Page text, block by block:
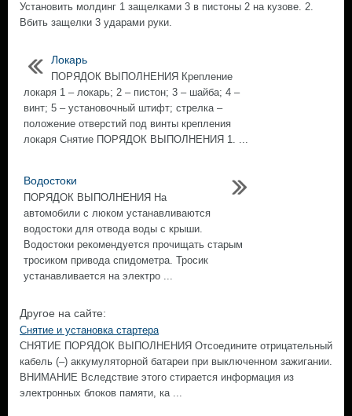
Установить молдинг 1 защелками 3 в пистоны 2 на кузове. 2.
Вбить защелки 3 ударами руки.
Локарь
ПОРЯДОК ВЫПОЛНЕНИЯ Крепление
локаря 1 – локарь; 2 – пистон; 3 – шайба; 4 –
винт; 5 – установочный штифт; стрелка –
положение отверстий под винты крепления
локаря Снятие ПОРЯДОК ВЫПОЛНЕНИЯ 1. ...
Водостоки
ПОРЯДОК ВЫПОЛНЕНИЯ На
автомобили с люком устанавливаются
водостоки для отвода воды с крыши.
Водостоки рекомендуется прочищать старым
тросиком привода спидометра. Тросик
устанавливается на электро ...
Другое на сайте:
Снятие и установка стартера
СНЯТИЕ ПОРЯДОК ВЫПОЛНЕНИЯ Отсоедините отрицательный
кабель (–) аккумуляторной батареи при выключенном зажигании.
ВНИМАНИЕ Вследствие этого стирается информация из
электронных блоков памяти, ка ...